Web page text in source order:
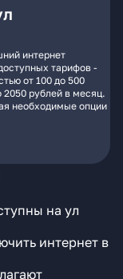
интернет
тарифов -
от 100 до 500
рублей в месяц.
необходимые опции
на ул
интернет в